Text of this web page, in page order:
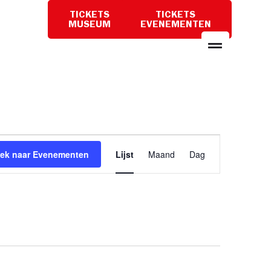
TICKETS
MUSEUM
TICKETS
EVENEMENTEN
naar Evenementen
weergaven
Lijst Maand Dag